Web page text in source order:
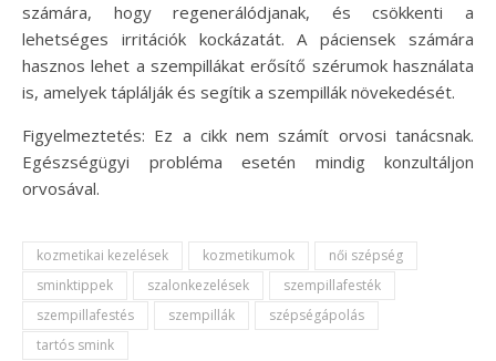
számára, hogy regenerálódjanak, és csökkenti a
lehetséges irritációk kockázatát. A páciensek számára
hasznos lehet a szempillákat erősítő szérumok használata
is, amelyek táplálják és segítik a szempillák növekedését.
Figyelmeztetés: Ez a cikk nem számít orvosi tanácsnak.
Egészségügyi probléma esetén mindig konzultáljon
orvosával.
kozmetikai kezelések kozmetikumok
női szépség
sminktippek
szalonkezelések
szempillafesték
szempillafestés
szempillák
szépségápolás
tartós smink